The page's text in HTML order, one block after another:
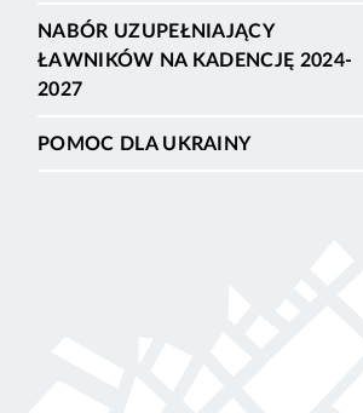
NABÓR UZUPEŁNIAJĄCY
ŁAWNIKÓW NA KADENCJĘ 2024-
2027
POMOC DLA UKRAINY